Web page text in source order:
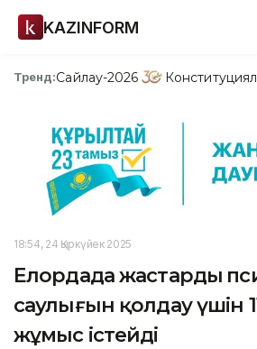
KAZINFORM
Тренд:Сайлау-2026
18:54, 24 Қыркүйек 2025
Елордада жастардың
саулығын қолдау үшін
жұмыс істейді